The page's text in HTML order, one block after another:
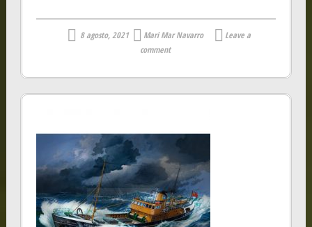
8 agosto, 2021 Mari Mar Navarro
Leave a
comment